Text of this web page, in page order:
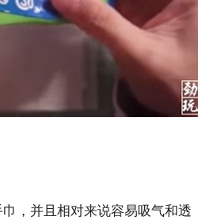
，并且相对来说容易吸气和透